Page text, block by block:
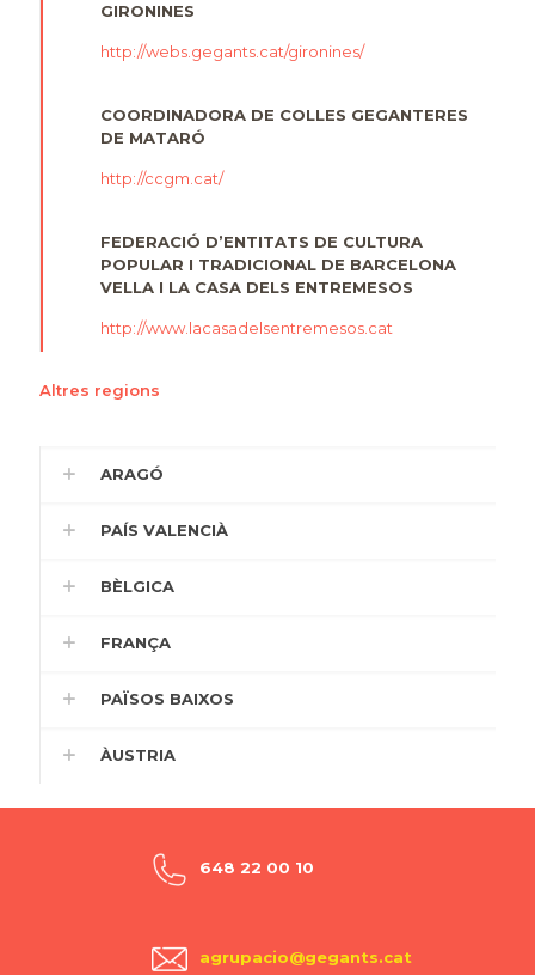
GIRONINES
http://webs.gegants.cat/gironines/
COORDINADORA DE COLLES GEGANTERES
DE MATARÓ
http://ccgm.cat/
FEDERACIÓ D’ENTITATS DE CULTURA
POPULAR I TRADICIONAL DE BARCELONA
VELLA I LA CASA DELS ENTREMESOS
http://www.lacasadelsentremesos.cat
Altres regions
ARAGÓ
PAÍS VALENCIÀ
BÈLGICA
FRANÇA
PAÏSOS BAIXOS
ÀUSTRIA
648 22 00 10
agrupacio@gegants.cat